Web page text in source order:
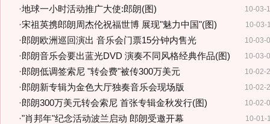
10-03-
·地球一小时活动推广大使:郎朗(图)
10-03-
·宋祖英携郎朗周杰伦祝福世博 展现"魅力中国"(图)
10-03-
·郎朗欧洲巡回演出 音乐会门票15分钟内售光
10-03-
·郎朗音乐会要出蓝光DVD 演奏不同风格经典作品(图)
10-02-
·郎朗低调签索尼 "转会费"被传300万美元
10-02-
·郎朗新专辑为金色大厅独奏音乐会现场版
10-02-
·郎朗300万美元转会索尼 首张专辑金秋发行(图)
10-01-
·"肖邦年"纪念活动波兰启动 郎朗受邀开幕